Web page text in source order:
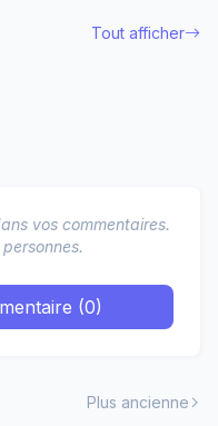
Tout afficher
vos commentaires.
(0)
Plus ancienne